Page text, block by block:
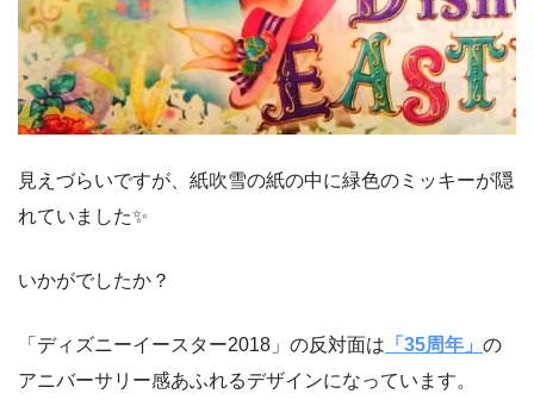
見えづらいですが、紙吹雪の紙の中に緑色のミッキーが隠
れていました✨
いかがでしたか？
「ディズニーイースター2018」の反対面は 「35周年」 の
アニバーサリー感あふれるデザインになっています。